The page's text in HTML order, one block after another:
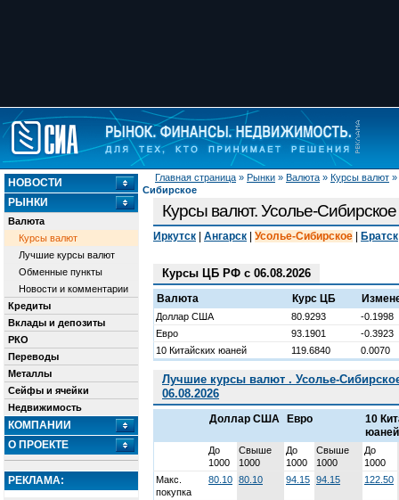
Главная страница » Рынки » Валюта » Курсы валют »
Сибирское
НОВОСТИ
РЫНКИ
Валюта
Курсы валют
Лучшие курсы валют
Обменные пункты
Новости и комментарии
Кредиты
Вклады и депозиты
РКО
Переводы
Металлы
Сейфы и ячейки
Недвижимость
КОМПАНИИ
О ПРОЕКТЕ
РЕКЛАМА:
Курсы валют. Усолье-Сибирское
Иркутск Ангарск Усолье-Сибирское Братск
Курсы ЦБ РФ с 06.08.2026
Валюта Курс ЦБ
Доллар США 80.9293
-0.1998
Евро
93.1901
-0.3923
10 Китайских юаней
119.6840 0.0070
Лучшие курсы валют . Усолье-
06.08.2026
Доллар США Евро
10
юаней
До
1000
Свыше
1000
До
1000
Свыше
1000
До
1000
Макс.
покупка
80.10 80.10 94.15 94.15 122.50